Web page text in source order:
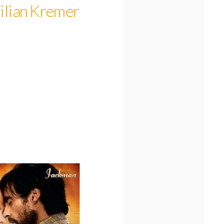
Kremer